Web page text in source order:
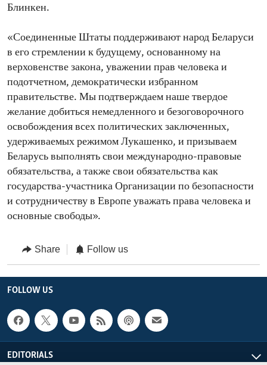
Блинкен.
«Соединенные Штаты поддерживают народ Беларуси
в его стремлении к будущему, основанному на
верховенстве закона, уважении прав человека и
подотчетном, демократически избранном
правительстве. Мы подтверждаем наше твердое
желание добиться немедленного и безоговорочного
освобождения всех политических заключенных,
удерживаемых режимом Лукашенко, и призываем
Беларусь выполнять свои международно-правовые
обязательства, а также свои обязательства как
государства-участника Организации по безопасности
и сотрудничеству в Европе уважать права человека и
основные свободы».
Share Follow us
FOLLOW US
EDITORIALS